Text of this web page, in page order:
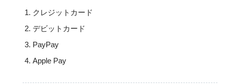
クレジットカード
デビットカード
PayPay
Apple Pay